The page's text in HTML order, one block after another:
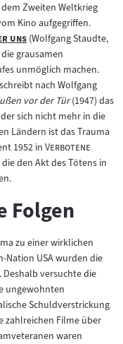
Zweiten Weltkrieg
Kino aufgegriffen.
uns"(Wolfgang Staudte,
grausamen
unmöglich machen.
nach Wolfgang
vor der Tür(1947) das
sich nicht mehr in die
Ländern ist das Trauma
1952 in "
Verbotene
den Akt des Tötens in
Folgen
zu einer wirklichen
Nation USA wurden die
versuchte die
ungewohnten
Schuldverstrickung
zahlreichen Filme über
waren